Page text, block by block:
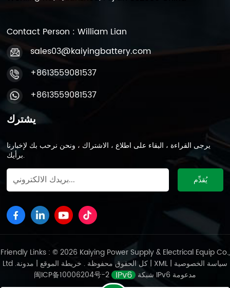
Contact Person : William Lian
sales03@kaiyingbattery.com
+8613559081537
+8613559081537
يشترك
يرجى القراءة ، البقاء على اطلاع ، الاشتراك ، ونحن نرحب بك لإخبارنا
برأيك.
Friendly Links : © 2026 Kaiying Power Supply & Electrical Equip Co.,
Ltd .كل الحقوق محفوظة . خريطة الموقع | | XML | سياسة الخصوصية
闽ICP备10006204号-2
شبكة IPv6 مدعومة